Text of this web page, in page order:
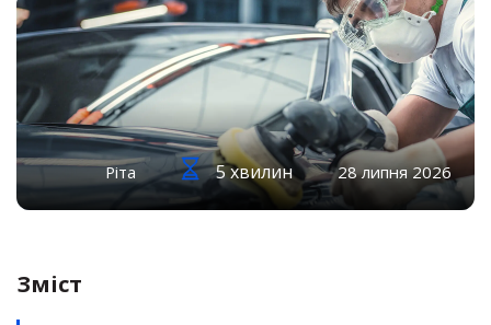
Ріта 5 хвилин 28 липня 2026
Зміст